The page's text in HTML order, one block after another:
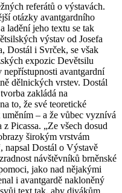
referátů o výstavách.
otázky avantgardního
ladění jeho textu se tak
výstav od Josefa
Dostál i Svrček, se však
expozic Devětsilu
avantgardní
dělnických vrstev. Dostál
zakládá na
to, že své teoretické
– a že vůbec vyznívá
Picassa. „Ze všech dosud
širokým vrstvám
napsal Dostál o Výstavě
návštěvníků brněnské
jako nad nějakými
i avantgardě nakloněný
text tak, aby divákům